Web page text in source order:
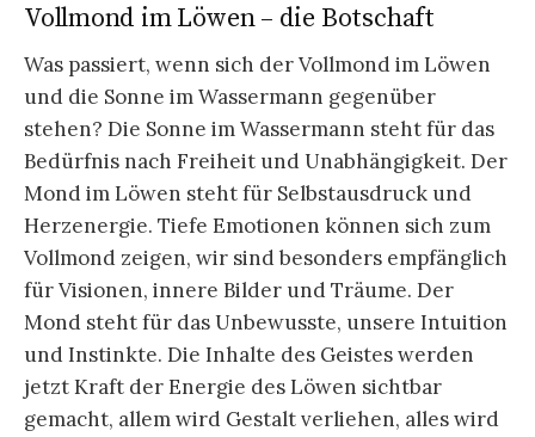
Vollmond im Löwen – die Botschaft
Was passiert, wenn sich der Vollmond im Löwen
und die Sonne im Wassermann gegenüber
stehen? Die Sonne im Wassermann steht für das
Bedürfnis nach Freiheit und Unabhängigkeit. Der
Mond im Löwen steht für Selbstausdruck und
Herzenergie. Tiefe Emotionen können sich zum
Vollmond zeigen, wir sind besonders empfänglich
für Visionen, innere Bilder und Träume. Der
Mond steht für das Unbewusste, unsere Intuition
und Instinkte. Die Inhalte des Geistes werden
jetzt Kraft der Energie des Löwen sichtbar
gemacht, allem wird Gestalt verliehen, alles wird